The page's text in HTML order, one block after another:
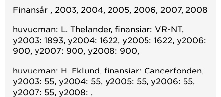
Finansår , 2003, 2004, 2005, 2006, 2007, 2008
huvudman: L. Thelander, finansiar: VR-NT,
y2003: 1893, y2004: 1622, y2005: 1622, y2006:
900, y2007: 900, y2008: 900,
huvudman: H. Eklund, finansiar: Cancerfonden,
y2003: 55, y2004: 55, y2005: 55, y2006: 55,
y2007: 55, y2008: ,